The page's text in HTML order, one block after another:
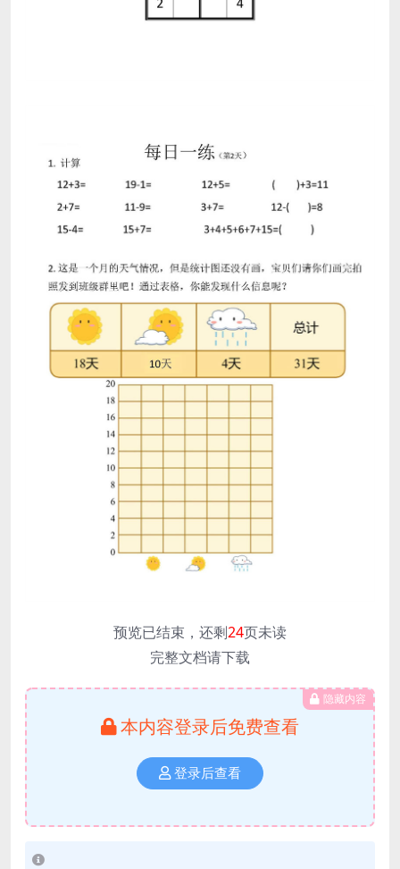
预览已结束，还剩24页未读
完整文档请下载
隐藏内容
本内容登录后免费查看
登录后查看